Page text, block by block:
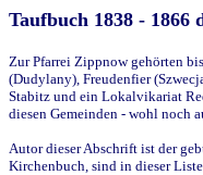
Taufbuch 1838 -
Zur Pfarrei Zippnow gehörten
(Dudylany), Freudenfier
Stabitz und ein Lokalvikariat
diesen Gemeinden - wohl noch
Autor dieser Abschrift ist der
Kirchenbuch, sind in dieser